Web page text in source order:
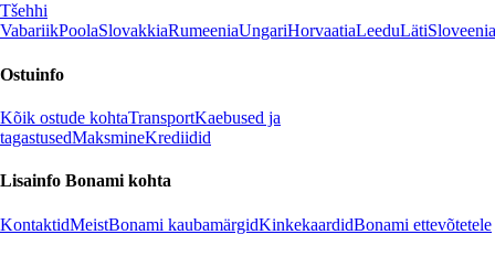
Tšehhi
VabariikPoolaSlovakkiaRumeeniaUngariHorvaatiaLeeduLätiSloveenia
Ostuinfo
Kõik ostude kohtaTransportKaebused ja
tagastusedMaksmineKrediidid
Lisainfo Bonami kohta
KontaktidMeistBonami kaubamärgidKinkekaardidBonami ettevõtetele